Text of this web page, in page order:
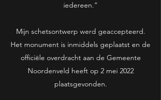
iedereen.”
Mijn schetsontwerp werd geaccepteerd.
Het monument is inmiddels geplaatst en de
officiële overdracht aan de Gemeente
Noordenveld heeft op 2 mei 2022
plaatsgevonden.